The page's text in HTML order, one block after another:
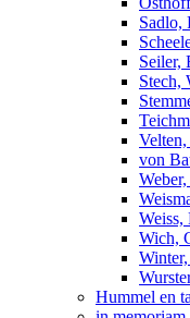
Sadlo,
Seiler,
Stech,
von
Weiss,
Wich,
Hummel en